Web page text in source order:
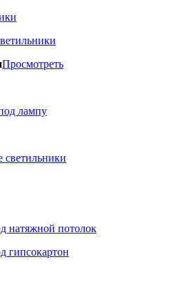
Просмотреть
лампу
светильники
натяжной потолок
гипсокартон